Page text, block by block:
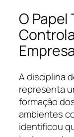
O
A disciplina
representa
formação
ambientes
identificou